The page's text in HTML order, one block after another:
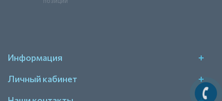
Информация
Личный кабинет